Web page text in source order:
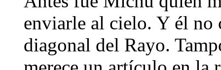
enviarle al cielo. Y él no
diagonal del Rayo.